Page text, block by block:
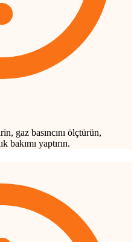
gaz basıncını ölçtürün,
bakımı yaptırın.